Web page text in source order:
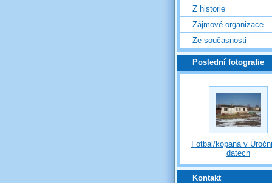
Z historie
Zájmové organizace
Ze současnosti
Poslední fotografie
Fotbal/kopaná v
datech
Kontakt